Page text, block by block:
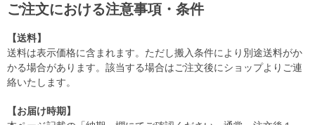
ご注文における注意事項・条件
【送料】
送料は表示価格に含まれます。ただし搬入条件により別途送料がか
かる場合があります。該当する場合はご注文後にショップよりご連
絡いたします。
【お届け時期】